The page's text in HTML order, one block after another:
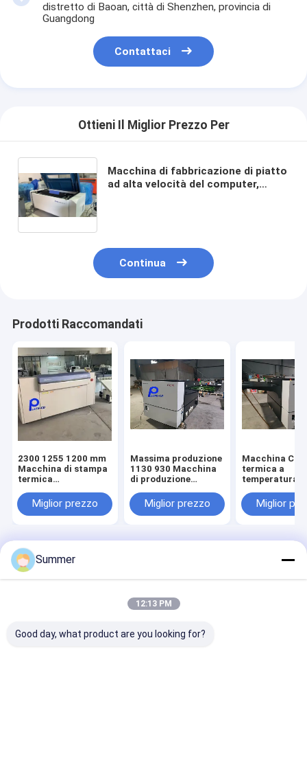
distretto di Baoan, città di Shenzhen, provincia di
Guangdong
Contattaci
Ottieni Il Miglior Prezzo Per
Macchina di fabbricazione di piatto
ad alta velocità del computer,
Continua
Prodotti Raccomandati
2300 1255 1200 mm
Macchina di stampa
termica
automatica che
fornisce una stampa
etichette
Miglior prezzo
Massima produzione
1130 930 Macchina
di produzione
offrendo dimensione
fisica 2300 1255
fabbricazione di
Miglior prezzo
Macchina CTP
termica a
temperatura
20 C con
della lastra ±
lastre
Miglior
Casa
cinese.Copyright © 2026 Chuangda (Shenzhen) Printing Equipment
Group. All Rights Reserved.
Summer
12:13 PM
Good day, what product are you looking for?